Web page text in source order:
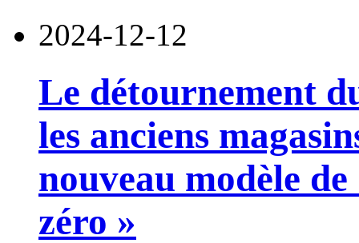
2024-12-12
Le détournement
les anciens
nouveau modèle
zéro »